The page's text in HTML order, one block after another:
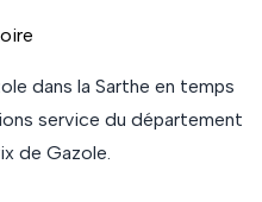
dans la Sarthe en temps
service du département
de Gazole.